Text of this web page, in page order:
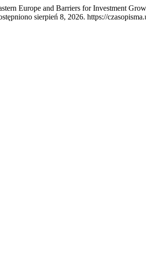
Europe and Barriers for Investment
sierpień 8, 2026. https://